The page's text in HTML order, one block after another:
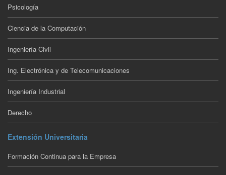
Psicología
Ciencia de la Computación
Ingeniería Civil
Ing. Electrónica y de Telecomunicaciones
Ingeniería Industrial
Derecho
Extensión Universitaria
Formación Continua para la Empresa